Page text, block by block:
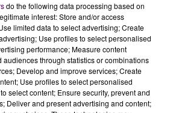
do the following data processing based on
interest: Store and/or access
limited data to select advertising; Create
Use profiles to select personalised
performance; Measure content
audiences through statistics or combinations
Develop and improve services; Create
Use profiles to select personalised
select content; Ensure security, prevent and
Deliver and present advertising and content;